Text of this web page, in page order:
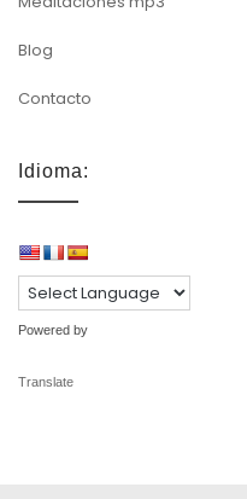
Blog
Contacto
Idioma:
Powered by
Translate